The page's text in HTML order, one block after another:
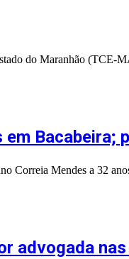
do Maranhão (TCE-
Bacabeira;
Correia Mendes a 32
advogada